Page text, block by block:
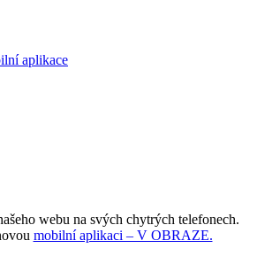
webu na svých chytrých telefonech.
mobilní aplikaci – V OBRAZE.